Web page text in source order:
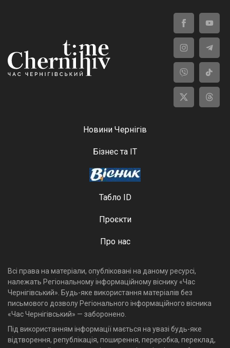
Новини Чернігів
Бізнес та ІТ
Табло ID
Проєкти
Про нас
Всі права на матеріали, опубліковані на даному ресурсі,
належать Регіональному інформаційному віснику «Час
Чернігівський». Будь-яке використання матеріалів без
письмового дозволу Регіонального інформаційного вісника
«Час Чернігівський» — заборонено.
Під використанням інформації мається на увазі будь-яке
відтворення, републікація, поширення, переробка, переклад,